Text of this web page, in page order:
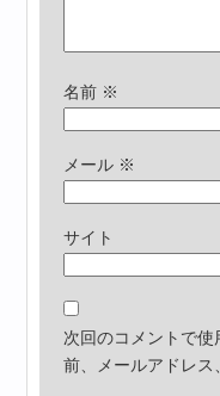
名前 ※
メール ※
サイト
次回のコメントで
前、メールアドレス